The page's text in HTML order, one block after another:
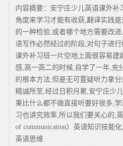
内容摘要：安宁庄少儿英语课外补
角度来学习才能有收获,翻译实践
的一种检验,或者哪个地方需要改
语写作必然经过的阶段,对句子进
课外补习班一片空地上面很容易建
感,高一高二的时候,自学了一年,充
的根本方法,但是无可置疑听力拿分
精诚所至,经过日积月累,安宁庄少
果比什么都不做直接听要好很多,
习也讲究效率,所以我们要关心的,
of communication）英语知识技能
英语思维